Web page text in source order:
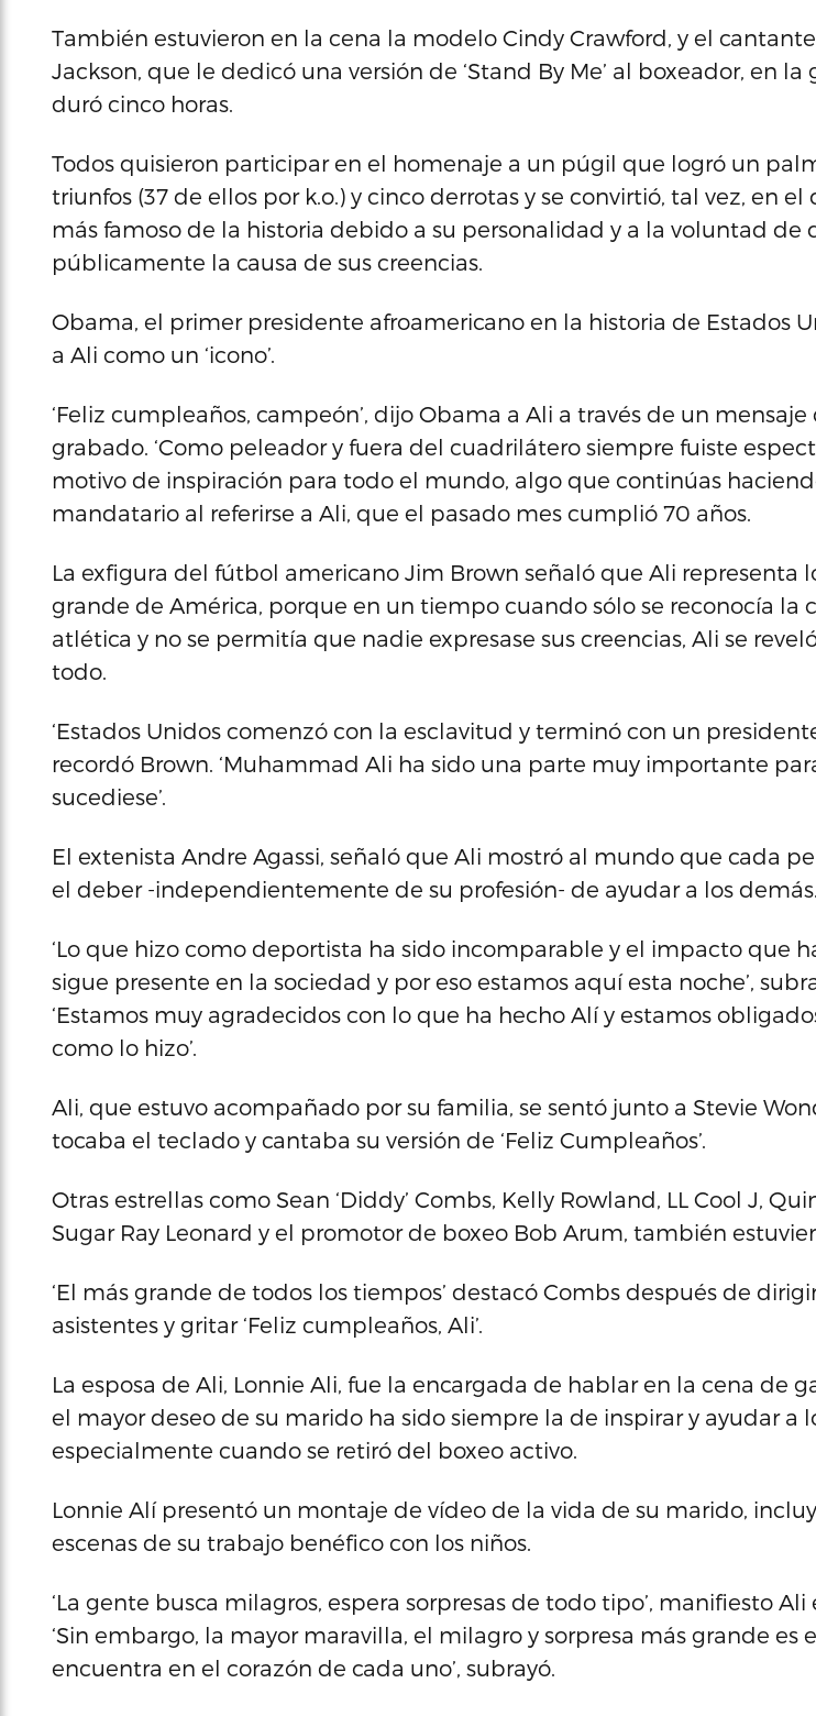
También estuvieron en la cena la modelo Cindy Crawford, y el
Jackson, que le dedicó una versión de ‘Stand By Me’ al boxeador, en la
duró cinco horas.
Todos quisieron participar en el homenaje a un púgil que logró un
triunfos (37 de ellos por k.o.) y cinco derrotas y se convirtió, tal vez, en el
más famoso de la historia debido a su personalidad y a la voluntad de
públicamente la causa de sus creencias.
Obama, el primer presidente afroamericano en la historia de Estados
a Ali como un ‘icono’.
‘Feliz cumpleaños, campeón’, dijo Obama a Ali a través de un
grabado. ‘Como peleador y fuera del cuadrilátero siempre fuiste
motivo de inspiración para todo el mundo, algo que continúas
mandatario al referirse a Ali, que el pasado mes cumplió 70 años.
La exfigura del fútbol americano Jim Brown señaló que Ali representa
grande de América, porque en un tiempo cuando sólo se reconocía la
atlética y no se permitía que nadie expresase sus creencias, Ali se
todo.
‘Estados Unidos comenzó con la esclavitud y terminó con un
recordó Brown. ‘Muhammad Ali ha sido una parte muy importante
sucediese’.
El extenista Andre Agassi, señaló que Ali mostró al mundo que cada
el deber -independientemente de su profesión- de ayudar a los demás.
‘Lo que hizo como deportista ha sido incomparable y el impacto que
sigue presente en la sociedad y por eso estamos aquí esta noche’,
‘Estamos muy agradecidos con lo que ha hecho Alí y estamos
como lo hizo’.
Ali, que estuvo acompañado por su familia, se sentó junto a Stevie
tocaba el teclado y cantaba su versión de ‘Feliz Cumpleaños’.
Otras estrellas como Sean ‘Diddy’ Combs, Kelly Rowland, LL Cool J,
Sugar Ray Leonard y el promotor de boxeo Bob Arum, también
‘El más grande de todos los tiempos’ destacó Combs después de
asistentes y gritar ‘Feliz cumpleaños, Ali’.
La esposa de Ali, Lonnie Ali, fue la encargada de hablar en la cena de
el mayor deseo de su marido ha sido siempre la de inspirar y ayudar a
especialmente cuando se retiró del boxeo activo.
Lonnie Alí presentó un montaje de vídeo de la vida de su marido,
escenas de su trabajo benéfico con los niños.
‘La gente busca milagros, espera sorpresas de todo tipo’, manifiesto Ali
‘Sin embargo, la mayor maravilla, el milagro y sorpresa más grande es
encuentra en el corazón de cada uno’, subrayó.